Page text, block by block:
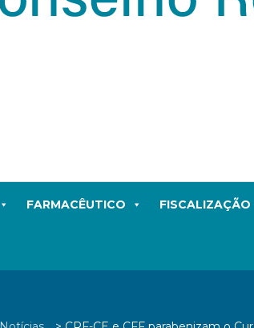
FARMACÊUTICO FISCALIZAÇÃO